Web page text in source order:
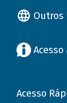
Outros
Acesso